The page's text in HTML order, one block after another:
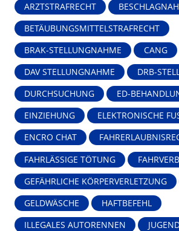
ARZTSTRAFRECHT
BETÄUBUNGSMITTELSTRAFRECHT
BRAK-STELLUNGNAHME CANG
DAV STELLUNGNAHME DRB-
DURCHSUCHUNG ED-
EINZIEHUNG ELEKTRONISCHE
ENCRO CHAT
FAHRLÄSSIGE TÖTUNG
GEFÄHRLICHE KÖRPERVERLETZUNG
GELDWÄSCHE HAFTBEFEHL
ILLEGALES AUTORENNEN